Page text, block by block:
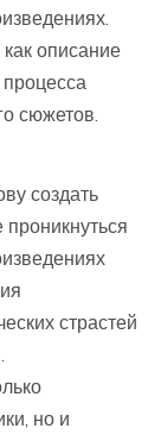
описание
процесса
сюжетов.
создать
страстей
но и